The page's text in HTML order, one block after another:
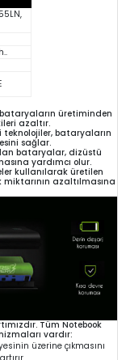
bataryaların üretiminden
azaltır.
bataryaların
sağlar.
bataryalar, dizüstü
yardımcı olur.
kullanılarak üretilen
azaltılmasına
Tüm Notebook
vardır:
üzerine çıkmasını